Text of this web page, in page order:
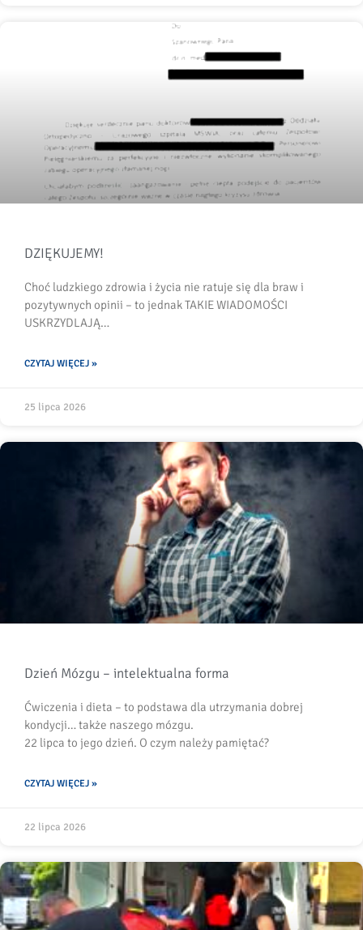
DZIĘKUJEMY!
Choć ludzkiego zdrowia i życia nie ratuje się dla braw i
pozytywnych opinii – to jednak TAKIE WIADOMOŚCI
USKRZYDLAJĄ…
CZYTAJ WIĘCEJ »
25 lipca 2026
Dzień Mózgu – intelektualna forma
Ćwiczenia i dieta – to podstawa dla utrzymania dobrej
kondycji… także naszego mózgu.
22 lipca to jego dzień. O czym należy pamiętać?
CZYTAJ WIĘCEJ »
22 lipca 2026